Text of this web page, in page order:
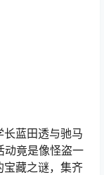
蓝田透与驰马
动竟是像怪盗一
宝藏之谜，集齐